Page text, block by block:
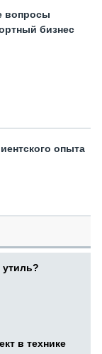
вопросы
бизнес
опыта
утиль?
в технике